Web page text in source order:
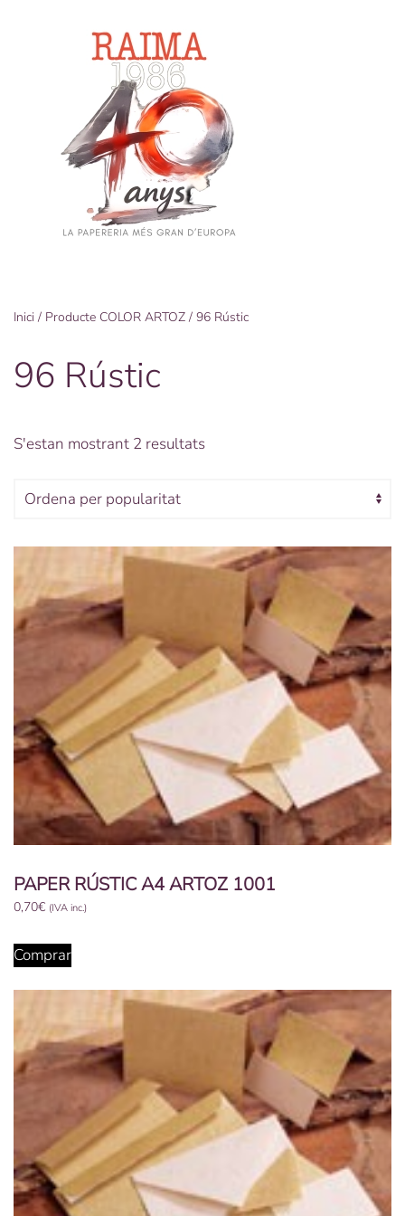
Inici / Producte COLOR ARTOZ / 96 Rústic
96 Rústic
S'estan mostrant 2 resultatsOrdenat
PAPER RÚSTIC A4 ARTOZ 1001
0,70€ (IVA inc.)
Comprarproducte
té
diverses
variants.
Les
opcions
poden
triar
a
la
pàgina